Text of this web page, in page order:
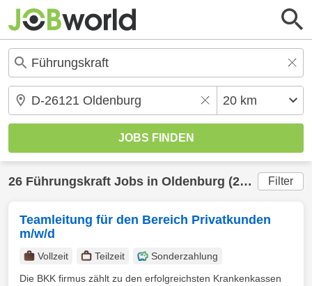
26 Führungskraft Jobs in Oldenburg (20 km) gefunden Filter
Teamleitung für den Bereich Privatkunden
m/w/d
Vollzeit Teilzeit
Sonderzahlung
Die BKK firmus zählt zu den erfolgreichsten Krankenkassen